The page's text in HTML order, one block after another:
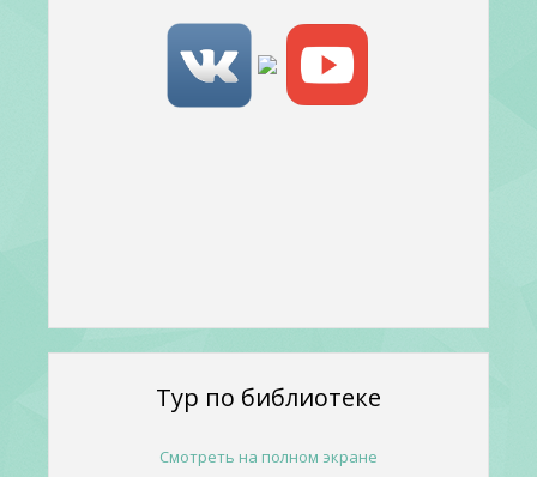
Тур по библиотеке
Смотреть на полном экране